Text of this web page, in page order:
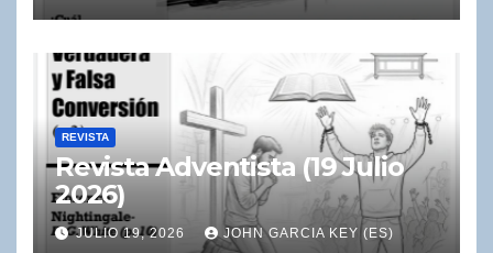
REVISTA
Revista Adventista (19 Julio
2026)
JULIO 19, 2026 JOHN GARCIA KEY (ES)